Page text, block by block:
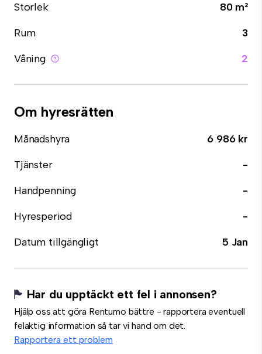
Storlek
80 m²
Rum
3
Våning
2
Om hyresrätten
Månadshyra
6 986 kr
Tjänster
-
Handpenning
-
Hyresperiod
-
Datum tillgängligt
5 Jan
Har du upptäckt ett fel i annonsen?
Hjälp oss att göra Rentumo bättre - rapportera eventuell
felaktig information så tar vi hand om det.
Rapportera ett problem